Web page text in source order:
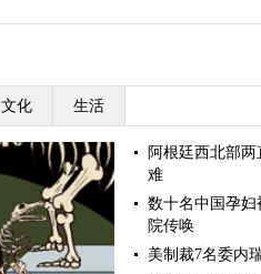
文化 生活
阿根廷西北部
难
数十名中国孕
院传唤
美制裁7名委内